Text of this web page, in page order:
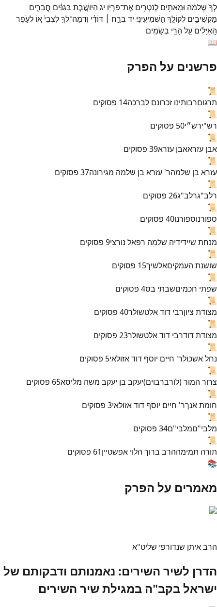
לְךָ֙ שְׁלֹמֹ֔ה וּמָאתַ֖יִם לְנֹטְרִ֥ים אֶת־פִּרְיֽוֹ׃ יג הַיוֹשֶׁ֣בֶת בַּגַּנִּ֗ים חֲבֵרִ֛ים
מַקְשִׁיבִ֥ים לְקוֹלֵ֖ךְ הַשְׁמִיעִֽינִי׃ יד בְּרַ֣ח ׀ דּוֹדִ֗י וּֽדְמֵה־לְךָ֤לִצְבִי֙א֚וֹ לְעֹ֣פֶר
הָֽאַיָּלִ֔ים עַ֖ל הָרֵ֥י בְשָׂמִֽים׃
📖
פרשנים על הפרק
📜
תרגוםרבותינו זכרונם לברכה14 פסוקים
📜
רש"ירש״י50 פסוקים
📜
אבן עזראאבן עזרא39 פסוקים
📜
עזרא בן שלמהר' עזרא בן שלמה מגירונה37 פסוקים
📜
רלב"גרלב"ג26 פסוקים
📜
ספורנוספורנו40 פסוקים
📜
מנחת שיידידיה שלמה רפאל נורצי9 פסוקים
📜
שושנת העמקיםאלשיך15 פסוקים
📜
שפתי חכמיםשבתי בס4 פסוקים
📜
מצודת ציוןרבי דוד אלטשולר40 פסוקים
📜
מצודת דודרבי דוד אלטשולר23 פסוקים
📜
נחל אשכולר' חיים יוסף דוד אזולאי5 פסוקים
📜
צרור המור (לורברבוים)יעקב בן יעקב משה מליסא65 פסוקים
📜
חומת אנךר' חיים יוסף דוד אזולאי3 פסוקים
📜
מלבי"םמלבי"ם34 פסוקים
📜
תורה תמימההרב ברוך הלוי אפשטיין61 פסוקים
📚
מאמרים על הפרק
הרב איתן שנדורפי שליט"א
הדרן לשיר השירים: נאמנותם ודבקותם של
ישראל בקב"ה במגילת שיר השירים